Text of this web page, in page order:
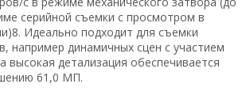
серийной съемки с просмотром в
Идеально подходит для съемки
например динамичных сцен с участием
высокая детализация обеспечивается
61,0 МП.